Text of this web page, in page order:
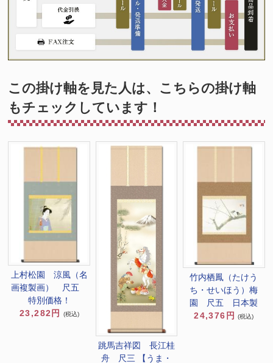
この掛け軸を見た人は、こちらの掛け軸
もチェックしています！
上村松園 涼風（名
画複製画） 尺五
特別価格！
23,282円
(税込)
跳馬吉祥図 長江桂
舟 尺三 【うま・
竹内栖鳳（たけう
ち・せいほう）梅
園 尺五 日本製
24,376円
(税込)